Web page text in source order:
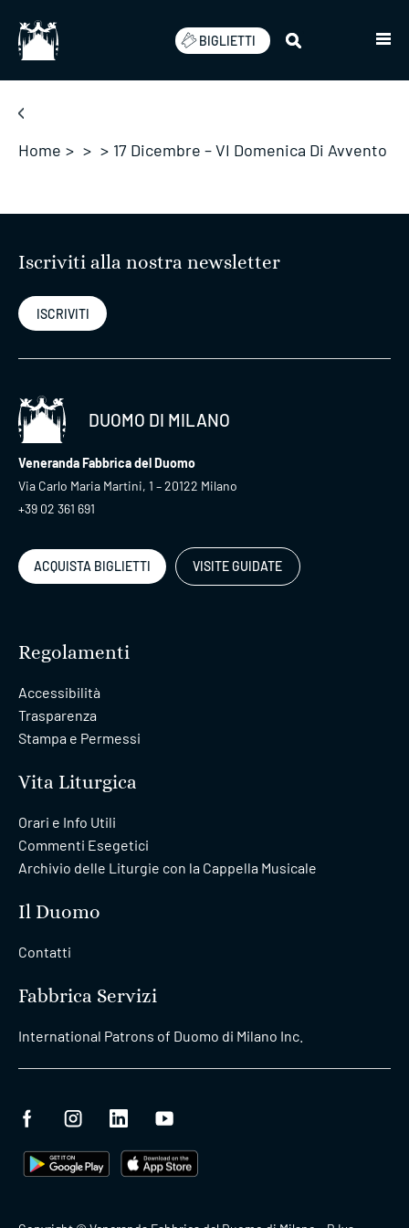
BIGLIETTI
Home > > > 17 Dicembre – VI Domenica Di Avvento
Iscriviti alla nostra newsletter
ISCRIVITI
DUOMO DI MILANO
Veneranda Fabbrica del Duomo
Via Carlo Maria Martini, 1 – 20122 Milano
+39 02 361 691
ACQUISTA BIGLIETTI VISITE GUIDATE
Regolamenti
Accessibilità
Trasparenza
Stampa e Permessi
Vita Liturgica
Orari e Info Utili
Commenti Esegetici
Archivio delle Liturgie con la Cappella Musicale
Il Duomo
Contatti
Fabbrica Servizi
International Patrons of Duomo di Milano Inc.